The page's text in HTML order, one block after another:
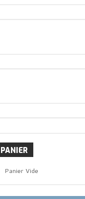
PANIER
Panier Vide